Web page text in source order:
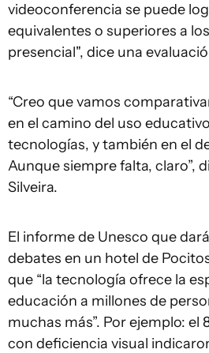
videoconferencia se puede
equivalentes o superiores a
presencial", dice una
“Creo que vamos
en el camino del uso
tecnologías, y también en el
Aunque siempre falta, claro”,
Silveira.
El informe de Unesco que
debates en un hotel de
que “la tecnología ofrece la
educación a millones de
muchas más”. Por ejemplo: el
con deficiencia visual